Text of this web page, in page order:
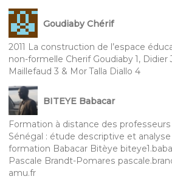
Goudiaby Chérif
2011 La construction de l’espace
non-formelle Cherif Goudiaby 1, Didier
Maillefaud 3 & Mor Talla Diallo 4
BITEYE Babacar
Formation à distance des
Sénégal : étude descriptive et
formation Babacar Bitèye
Pascale Brandt-Pomares
amu.fr